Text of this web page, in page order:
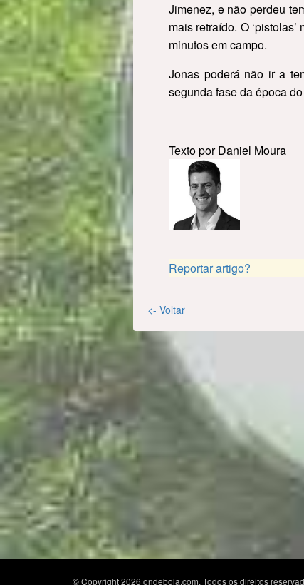
Jimenez, e não perdeu
mais retraído. O
minutos em campo.
Jonas poderá não ir a
segunda fase da época
Texto por Daniel Moura
Reportar artigo?
<- Voltar
© Copyright 2026 ondebola.com. Todos os direitos